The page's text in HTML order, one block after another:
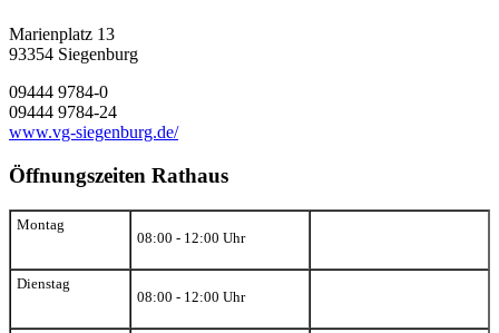
Marienplatz 13
93354 Siegenburg
09444 9784-0
09444 9784-24
www.vg-siegenburg.de/
Öffnungszeiten Rathaus
Montag
08:00 - 12:00 Uhr
Dienstag
08:00 - 12:00 Uhr